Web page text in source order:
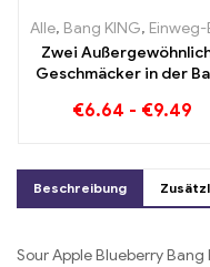
Alle, Bang KING, Einweg-E-Zigaretten
Zwei
Geschmäcker in der
Zigarette Blueberry
€6.64 - €9.49
Beschreibung
Sour Apple Blueberry